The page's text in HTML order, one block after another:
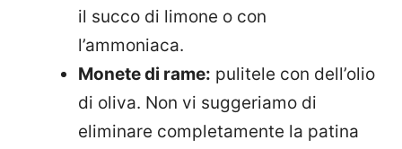
il succo di limone o con
l’ammoniaca.
Monete di rame: pulitele con dell’olio
di oliva. Non vi suggeriamo di
eliminare completamente la patina